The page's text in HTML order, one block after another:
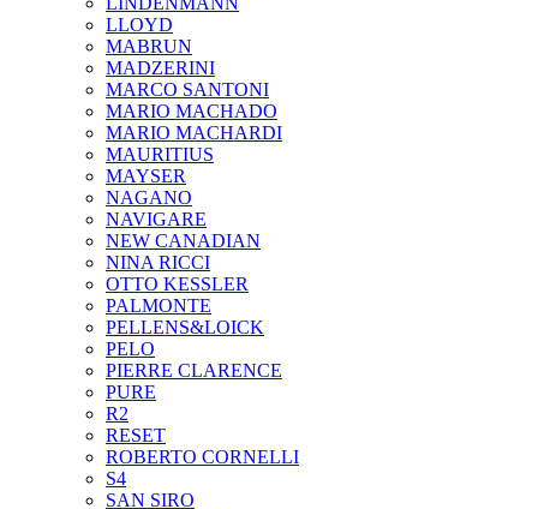
LLOYD
MABRUN
MADZERINI
MARCO SANTONI
MARIO MACHADO
MARIO MACHARDI
MAURITIUS
MAYSER
NAGANO
NAVIGARE
NEW CANADIAN
NINA RICCI
OTTO KESSLER
PALMONTE
PELLENS&LOICK
PELO
PIERRE CLARENCE
PURE
R2
RESET
ROBERTO CORNELLI
S4
SAN SIRO